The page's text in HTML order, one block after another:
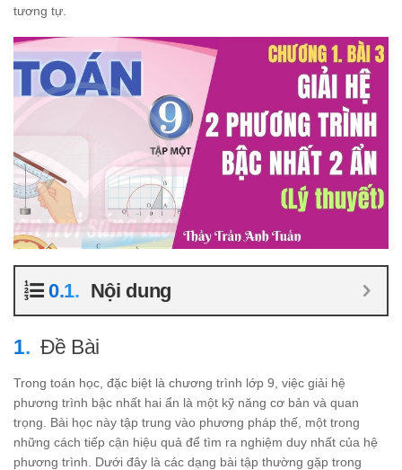
tương tự.
Nội dung
Đề Bài
Trong toán học, đặc biệt là chương trình lớp 9, việc giải hệ
phương trình bậc nhất hai ẩn là một kỹ năng cơ bản và quan
trọng. Bài học này tập trung vào phương pháp thế, một trong
những cách tiếp cận hiệu quả để tìm ra nghiệm duy nhất của hệ
phương trình. Dưới đây là các dạng bài tập thường gặp trong